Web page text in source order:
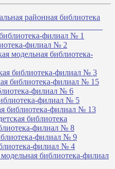
районная библиотека
филиал № 1
филиал № 2
модельная библиотека-
библиотека-филиал № 3
библиотека-филиал № 15
филиал № 6
филиал № 5
библиотека-филиал № 13
библиотека
филиал № 8
филиал № 9
филиал № 4
библиотека-филиал